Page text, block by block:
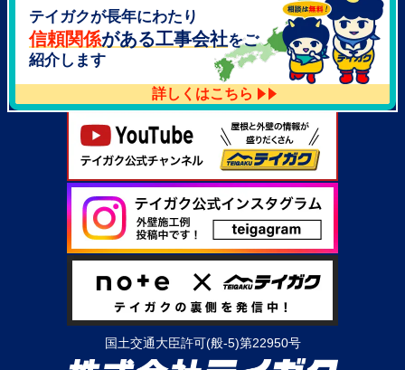
大阪府泉北郡忠岡町高月南3-14
TEL：072-521-2637
テイガクが長年にわたり
信頼関係がある工事会社をご
紹介します
詳しくはこちら
国土交通大臣許可(般-5)第22950号